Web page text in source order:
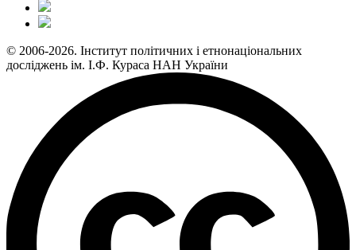
© 2006-2026. Інститут політичних і етнонаціональних
досліджень ім. І.Ф. Кураса НАН України